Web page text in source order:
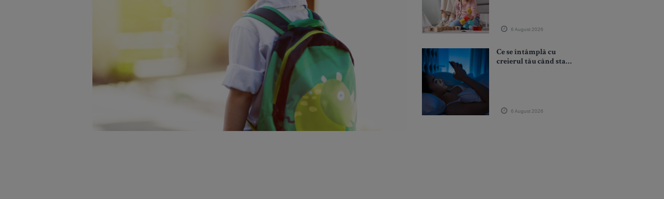
6 August 2026
Ce se întâmplă cu
creierul tău când stai
6 August 2026